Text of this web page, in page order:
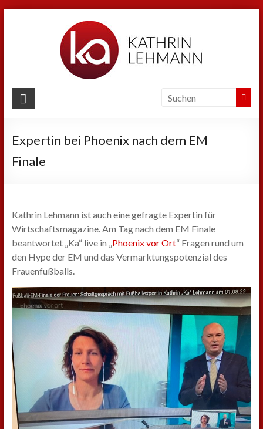
Kathrin
Sport
Business
Expertin bei Phoenix nach dem EM
Finale
Kathrin Lehmann ist auch eine gefragte Expertin für
Wirtschaftsmagazine. Am Tag nach dem EM Finale
beantwortet „Ka“ live in „Phoenix vor Ort“ Fragen rund um
den Hype der EM und das Vermarktungspotenzial des
Frauenfußballs.